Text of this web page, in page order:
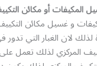
أو مكائن
و غسيل مكائن
لذلك لان الغبار التي
المركزي لذلك تعمل